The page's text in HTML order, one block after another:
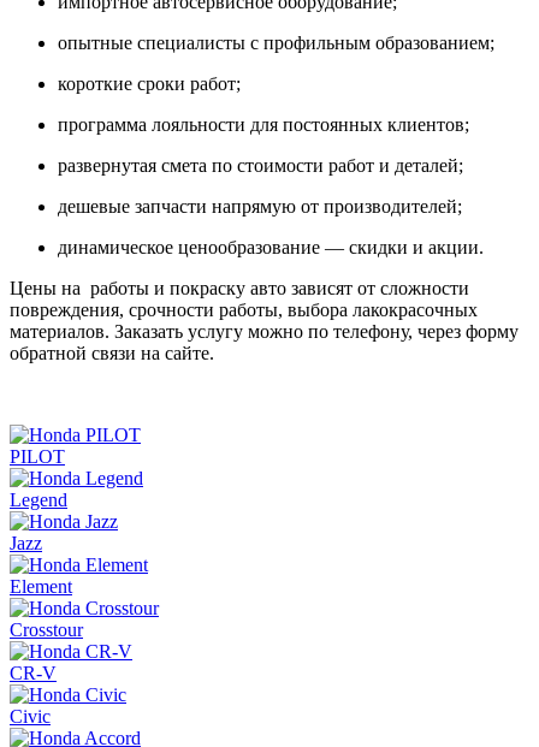
опытные специалисты с профильным образованием;
короткие сроки работ;
программа лояльности для постоянных клиентов;
развернутая смета по стоимости работ и деталей;
дешевые запчасти напрямую от производителей;
динамическое ценообразование — скидки и акции.
Цены на работы и покраску авто зависят от сложности
повреждения, срочности работы, выбора лакокрасочных
материалов. Заказать услугу можно по телефону, через форму
обратной связи на сайте.
PILOT
Legend
Jazz
Element
Crosstour
CR-V
Civic